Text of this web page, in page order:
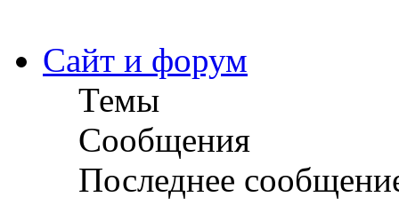
Сайт и форум
Темы
Сообщения
Последнее